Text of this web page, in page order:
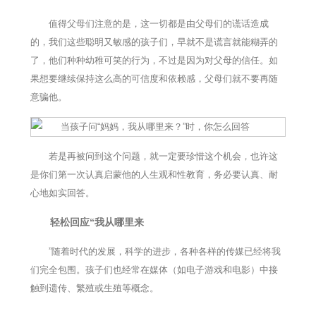
值得父母们注意的是，这一切都是由父母们的谎话造成
的，我们这些聪明又敏感的孩子们，早就不是谎言就能糊弄的
了，他们种种幼稚可笑的行为，不过是因为对父母的信任。如
果想要继续保持这么高的可信度和依赖感，父母们就不要再随
意骗他。
若是再被问到这个问题，就一定要珍惜这个机会，也许这
是你们第一次认真启蒙他的人生观和性教育，务必要认真、耐
心地如实回答。
轻松回应“我从哪里来
”随着时代的发展，科学的进步，各种各样的传媒已经将我
们完全包围。孩子们也经常在媒体（如电子游戏和电影）中接
触到遗传、繁殖或生殖等概念。